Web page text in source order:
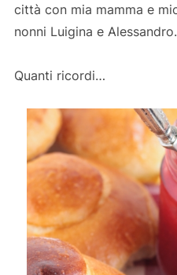
città con mia mamma e
nonni Luigina e Alessandro.
Quanti ricordi…